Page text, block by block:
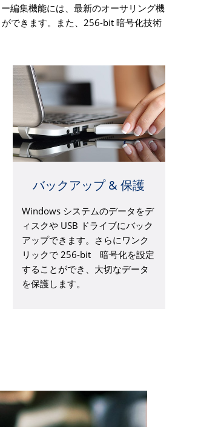
編集機能には、最新のオーサリング機
できます。また、256-bit 暗号化技術
バックアップ & 保護
Windows システムのデータをデ
ィスクや USB ドライブにバック
アップできます。さらにワンク
リックで 256-bit 暗号化を設定
することができ、大切なデータ
を保護します。